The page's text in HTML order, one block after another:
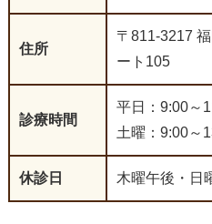
住所
〒811-3217
ート105
診療時間
平日：9:00～
土曜：9:00～
休診日 木曜午後・日